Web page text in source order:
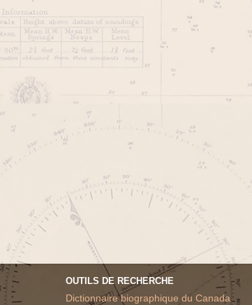
OUTILS DE RECHERCHE
Dictionnaire biographique du Canada